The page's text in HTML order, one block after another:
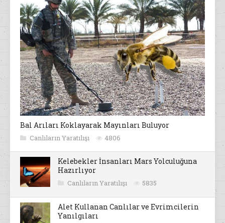
Bal Arıları Koklayarak Mayınları Buluyor
Canlıların Yaratılışı 4806
Kelebekler İnsanları Mars Yolculuğuna
Hazırlıyor
Canlıların Yaratılışı 5835
Alet Kullanan Canlılar ve Evrimcilerin
Yanılgıları